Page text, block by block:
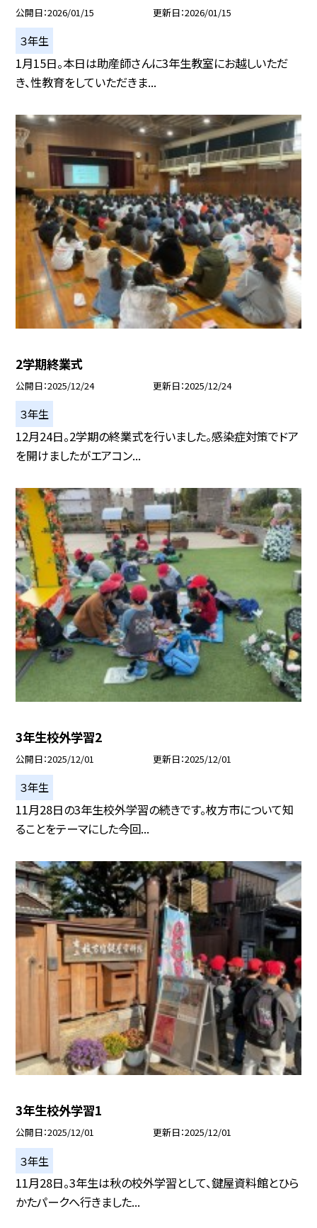
公開日 2026/01/15 更新日 2026/01/15
３年生
1月15日。本日は助産師さんに3年生教室にお越しいただ
き、性教育をしていただきま...
2学期終業式
公開日 2025/12/24 更新日 2025/12/24
３年生
12月24日。2学期の終業式を行いました。感染症対策でドア
を開けましたがエアコン...
3年生校外学習2
公開日 2025/12/01 更新日 2025/12/01
３年生
11月28日の3年生校外学習の続きです。枚方市について知
ることをテーマにした今回...
3年生校外学習1
公開日 2025/12/01 更新日 2025/12/01
３年生
11月28日。3年生は秋の校外学習として、鍵屋資料館とひら
かたパークへ行きました...